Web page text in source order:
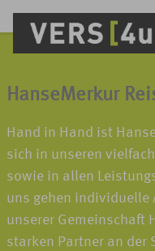
HanseMerkur
Hand in Hand ist
sich in unseren
sowie in allen
uns gehen individuelle
unserer Gemeinschaft
starken Partner an der